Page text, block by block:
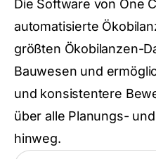
Die Software von One
automatisierte
größten Ökobilanzen-
Bauwesen und
und konsistentere
über alle Planungs-
hinweg.